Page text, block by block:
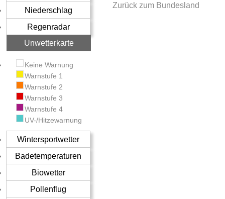
Niederschlag
Regenradar
Unwetterkarte
Keine Warnung
Warnstufe 1
Warnstufe 2
Warnstufe 3
Warnstufe 4
UV-/Hitzewarnung
Wintersportwetter
Badetemperaturen
Biowetter
Pollenflug
Zurück zum Bundesland